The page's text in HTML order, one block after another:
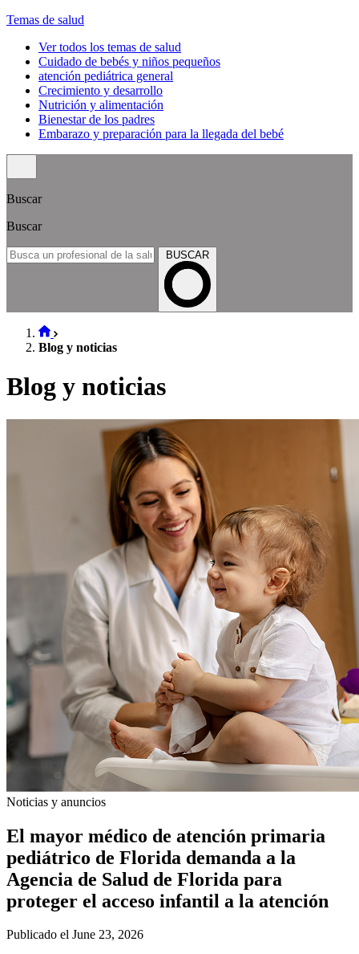
Temas de salud
Ver todos los temas de salud
Cuidado de bebés y niños pequeños
atención pediátrica general
Crecimiento y desarrollo
Nutrición y alimentación
Bienestar de los padres
Embarazo y preparación para la llegada del bebé
Buscar
Buscar
BUSCAR
Blog y noticias
Blog y noticias
Noticias y anuncios
El mayor médico de atención primaria
pediátrico de Florida demanda a la
Agencia de Salud de Florida para
proteger el acceso infantil a la atención
Publicado el June 23, 2026